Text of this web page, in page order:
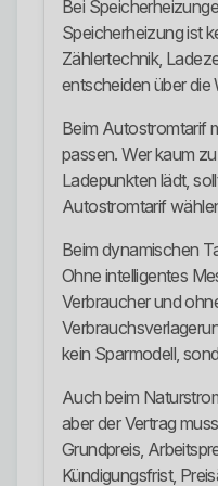
Bei
Speicherheizung ist
Zählertechnik,
entscheiden über die
Beim Autostromtarif
passen. Wer kaum
Ladepunkten lädt,
Autostromtarif
Beim dynamischen
Ohne intelligentes
Verbraucher und
kein Sparmodell,
Auch beim
aber der Vertrag
Grundpreis,
Kündigungsfrist,